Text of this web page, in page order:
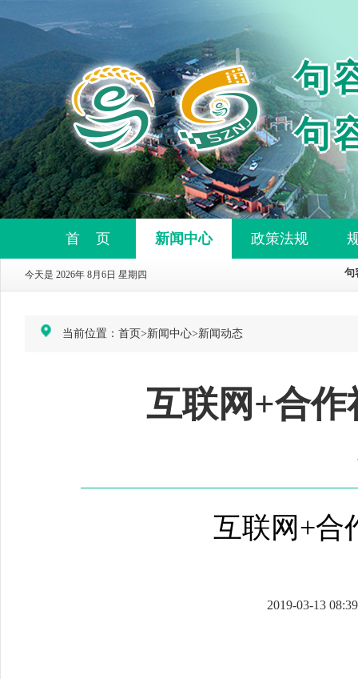
句
句
首 页 新闻中心 政策法规
今天是 2026年 8月6日 星期四
当前位置： 首页>新闻中心>新闻动态
互联网+合
互联网+合
2019-03-13 08:39